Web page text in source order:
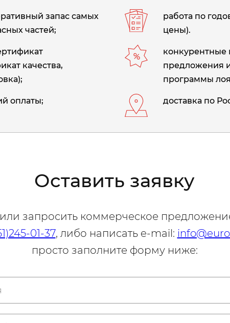
запас самых
частей;
работа по
цены).
качества,
конкурентные
предложения
программы
оплаты; доставка по
Оставить заявку
запросить коммерческое
01-37, либо написать e-mail:
просто заполните форму ниже: